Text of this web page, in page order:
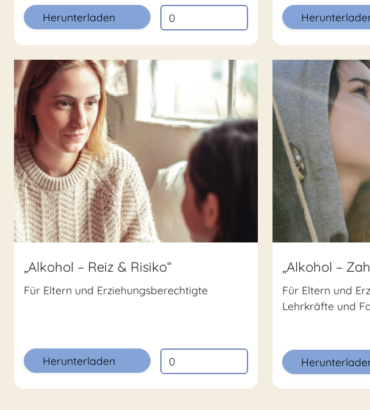
Herunterladen
„Alkohol – Reiz & Risiko“
Für Eltern und Erziehungsberechtigte
Herunterladen
„Alkohol –
Für Eltern und
Lehrkräfte und